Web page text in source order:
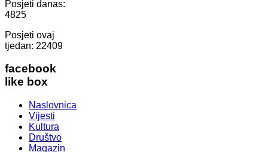
Posjeti danas:
4825
Posjeti ovaj
tjedan: 22409
facebook
like box
Naslovnica
Vijesti
Kultura
Društvo
Magazin